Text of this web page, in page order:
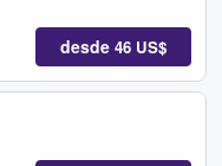
desde 46 US$